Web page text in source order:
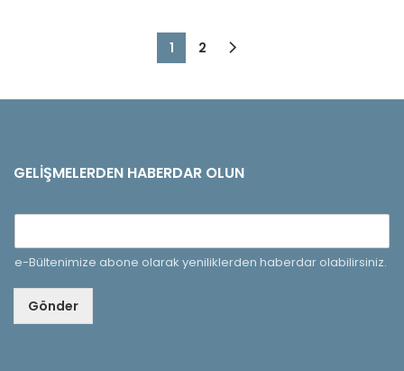
1 2
GELIŞMELERDEN HABERDAR OLUN
e-Bültenimize abone olarak yeniliklerden haberdar olabilirsiniz.
Gönder